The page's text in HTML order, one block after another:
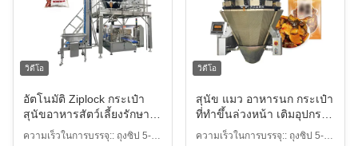
วิดีโอ
อัตโนมัติ Ziplock กระเป๋า
สุนัขอาหารสัตว์เลี้ยงรักษา
Linear Weigher Packaging
ความเร็วในการบรรจุ:: ถุงซิป 5-30
วิดีโอ
สุนัข แมว อาหารนก กระเป๋า
ที่ทําขึ้นล่วงหน้า เติมอุปกรณ์
ประปา เครื่องบรรจุอาหาร
ความเร็วในการบรรจุ:: ถุงซิป 5-30